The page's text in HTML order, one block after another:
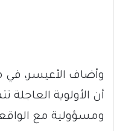
وأضاف الأعيسر، في
أن الأولوية
ومسؤولية مع